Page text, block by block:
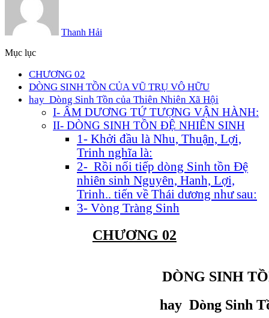
Thanh Hải
Mục lục
CHƯƠNG 02
DÒNG SINH TỒN CỦA VŨ TRỤ VÔ HỮU
hay Dòng Sinh Tồn của Thiên Nhiên Xã Hội
I- ÂM DƯƠNG TỨ TƯỢNG VẬN HÀNH:
II- DÒNG SINH TỒN ĐỆ NHIÊN SINH
1- Khởi đầu là Nhu, Thuận, Lợi,
Trinh nghĩa là:
2- Rồi nối tiếp dòng Sinh tồn Đệ
nhiên sinh Nguyên, Hanh, Lợi,
Trinh.. tiến về Thái dương như sau:
3- Vòng Tràng Sinh
CHƯƠNG 02
DÒNG SINH
hay Dòng Sinh